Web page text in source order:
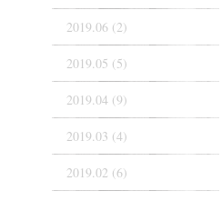
2019.06 (2)
2019.05 (5)
2019.04 (9)
2019.03 (4)
2019.02 (6)